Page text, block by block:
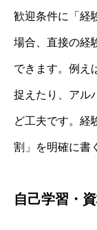
歓迎条件に「経
場合、直接の経
できます。例え
捉えたり、アル
ど工夫です。経
割」を明確に書
自己学習・